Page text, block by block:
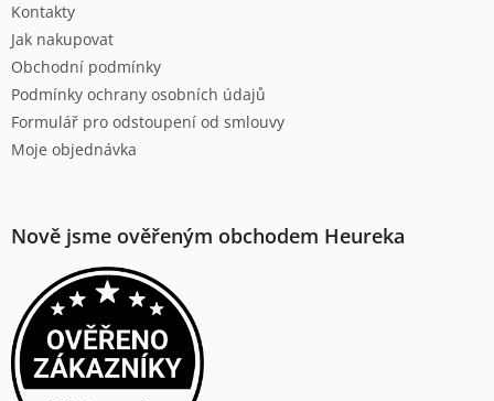
Kontakty
Jak nakupovat
Obchodní podmínky
Podmínky ochrany osobních údajů
Formulář pro odstoupení od smlouvy
Moje objednávka
Nově jsme ověřeným obchodem Heureka